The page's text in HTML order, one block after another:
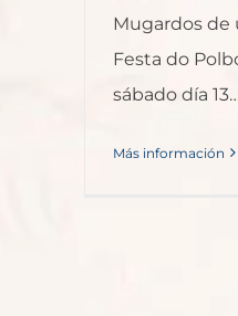
Mugardos de
Festa do
sábado día
Más información